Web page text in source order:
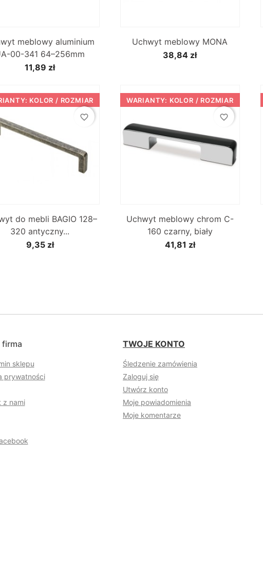
meblowy aluminium
00-341 64–256mm
11,89 zł
Uchwyt meblowy MONA
38,84 zł
do mebli BAGIO 128–
320 antyczny...
9,35 zł
KOLOR / ROZMIAR
favorite_border
Uchwyt meblowy chrom C-
160 czarny, biały
41,81 zł
WARIANTY: KOLOR / ROZMIAR
favorite_border
firma
sklepu
prywatności
z nami
TWOJE KONTO
Śledzenie zamówienia
Zaloguj się
Utwórz konto
Moje powiadomienia
Moje komentarze